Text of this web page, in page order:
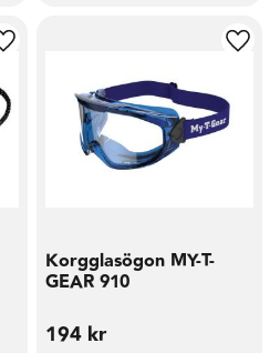
Lägg till i favoriter
Korgglasögon MY-T-
GEAR 910
194 kr